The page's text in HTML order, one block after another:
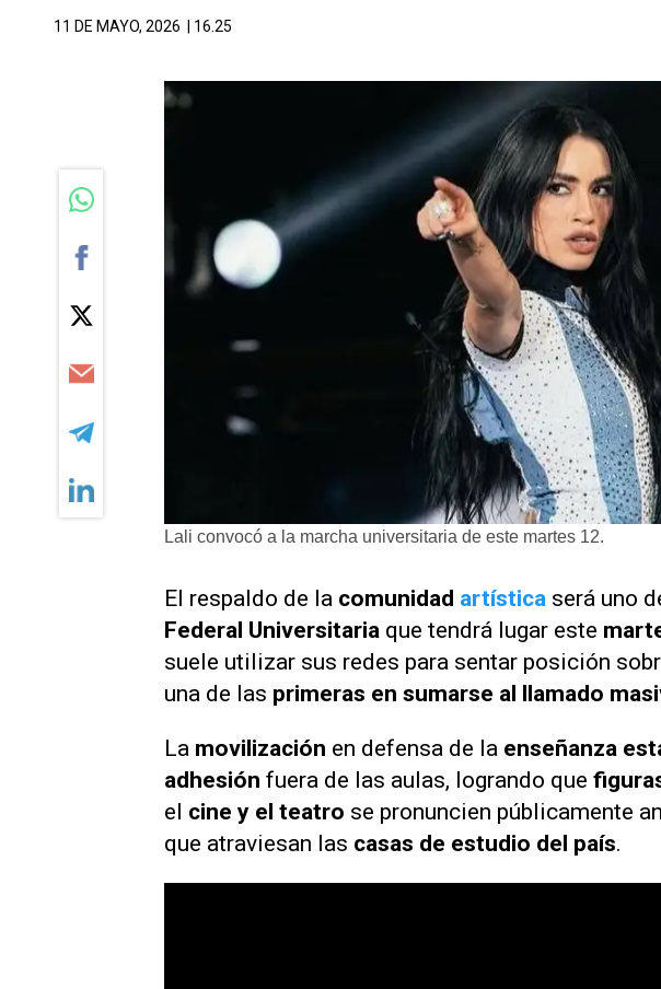
11 DE MAYO, 2026 | 16.25
Lali convocó a la marcha universitaria de este martes 12.
El respaldo de la comunidad artística será uno
Federal Universitaria que tendrá lugar este
suele utilizar sus redes para sentar posición
una de las primeras en sumarse al llamado
La movilización en defensa de la enseñanza
adhesión fuera de las aulas, logrando que
el cine y el teatro se pronuncien públicamente
que atraviesan las casas de estudio del país.